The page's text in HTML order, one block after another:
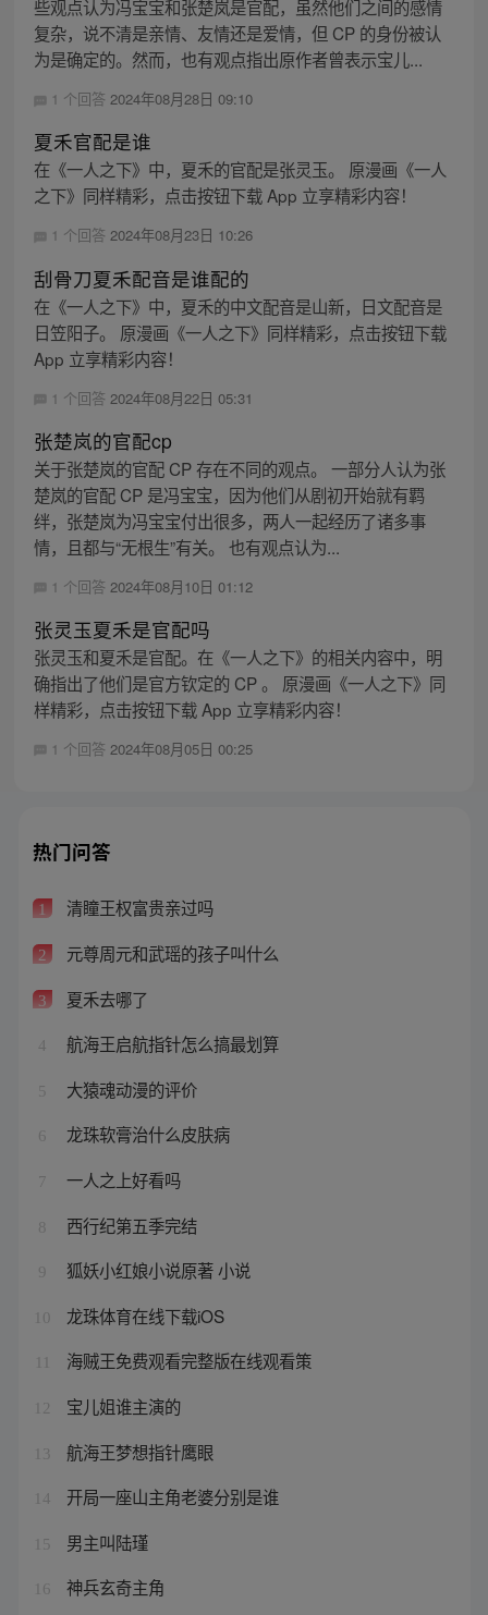
些观点认为冯宝宝和张楚岚是官配，虽然他们之间的感情
复杂，说不清是亲情、友情还是爱情，但 CP 的身份被认
为是确定的。然而，也有观点指出原作者曾表示宝儿...
1 个回答 2024年08月28日 09:10
夏禾官配是谁
在《一人之下》中，夏禾的官配是张灵玉。 原漫画《一人
之下》同样精彩，点击按钮下载 App 立享精彩内容！
1 个回答 2024年08月23日 10:26
刮骨刀夏禾配音是谁配的
在《一人之下》中，夏禾的中文配音是山新，日文配音是
日笠阳子。 原漫画《一人之下》同样精彩，点击按钮下载
App 立享精彩内容！
1 个回答 2024年08月22日 05:31
张楚岚的官配cp
关于张楚岚的官配 CP 存在不同的观点。 一部分人认为张
楚岚的官配 CP 是冯宝宝，因为他们从剧初开始就有羁
绊，张楚岚为冯宝宝付出很多，两人一起经历了诸多事
情，且都与“无根生”有关。 也有观点认为...
1 个回答 2024年08月10日 01:12
张灵玉夏禾是官配吗
张灵玉和夏禾是官配。在《一人之下》的相关内容中，明
确指出了他们是官方钦定的 CP 。 原漫画《一人之下》同
样精彩，点击按钮下载 App 立享精彩内容！
1 个回答 2024年08月05日 00:25
热门问答
1 清瞳王权富贵亲过吗
2 元尊周元和武瑶的孩子叫什么
3 夏禾去哪了
4 航海王启航指针怎么搞最划算
5 大猿魂动漫的评价
6 龙珠软膏治什么皮肤病
7 一人之上好看吗
8 西行纪第五季完结
9 狐妖小红娘小说原著 小说
10 龙珠体育在线下载iOS
海贼王免费观看完整版在线观看策
12 宝儿姐谁主演的
13 航海王梦想指针鹰眼
14 开局一座山主角老婆分别是谁
15 男主叫陆瑾
16 神兵玄奇主角